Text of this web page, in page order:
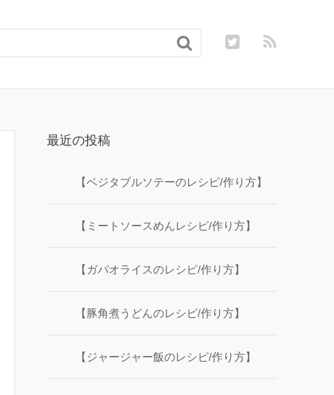

最近の投稿
【ベジタブルソテーのレシピ/作り方】
【ミートソースめんレシピ/作り方】
【ガパオライスのレシピ/作り方】
【豚角煮うどんのレシピ/作り方】
【ジャージャー飯のレシピ/作り方】